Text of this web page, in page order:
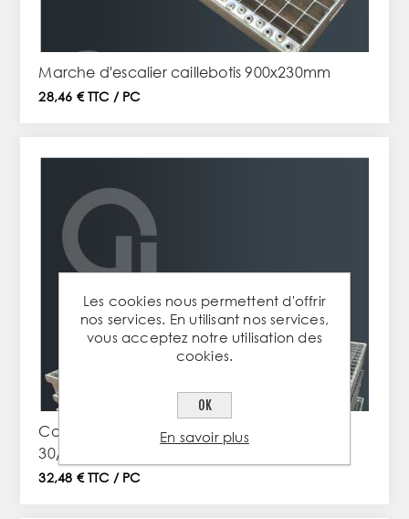
Marche d'escalier caillebotis 900x230mm
28,46 € TTC / PC
Caillebotis Galvanisé 400x1000mm - 33/33-
30/2
32,48 € TTC / PC
Les cookies nous permettent d'offrir
nos services. En utilisant nos services,
vous acceptez notre utilisation des
cookies.
OK
En savoir plus